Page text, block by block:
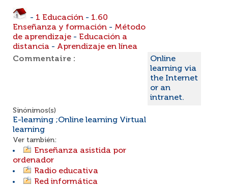
- 1 Educación - 1.60
Enseñanza y formación - Método
de aprendizaje - Educación a
distancia - Aprendizaje en línea
Commentaire :
Online
learning via
the Internet
or an
intranet.
Sinónimos(s)
E-learning ;Online learning Virtual
learning
Ver también:
Enseñanza asistida por
ordenador
Radio educativa
Red informática